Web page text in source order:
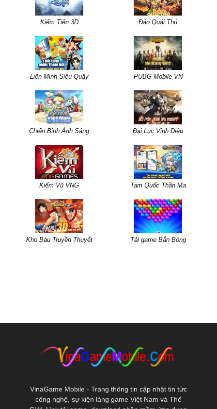
Kiếm Tiên 3D Đảo Quái Thú
Liên Minh Siêu Quậy PUBG Mobile VN
Chiến Binh Ánh Sáng Đại Lục Vinh Diệu
Kiếm Vũ VNG Tam Quốc Thần Ma
Kho Báu Truyền Thuyết Tải game Bắn Bóng
VinaGame Mobile - Trang thông tin cập nhật tin tức
công nghệ, sự kiện làng game Việt Nam và Thế